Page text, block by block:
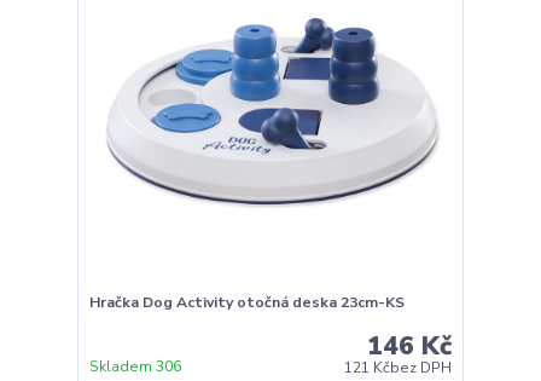
Hračka Dog Activity otočná deska 23cm-KS
146 Kč
121 Kčbez DPH
Skladem 306